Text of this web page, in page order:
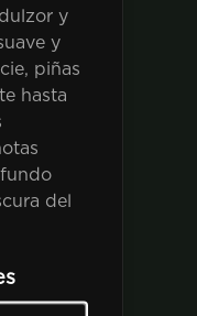
y
y
piñas
hasta
del